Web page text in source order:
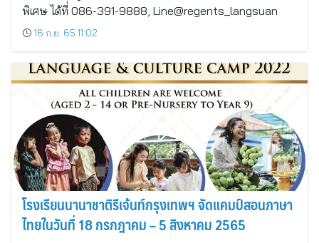
พิเศษ ได้ที่ 086-391-9888, Line@regents_langsuan
16 ก.ย. 65 11:02
โรงเรียนนานาชาติรีเจ้นท์กรุงเทพฯ จัดแคมป์สอนภาษา
ไทยในวันที่ 18 กรกฎาคม – 5 สิงหาคม 2565